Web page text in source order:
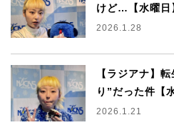
けど…【水曜日
2026.1.28
【ラジアナ】
り”だった件【
2026.1.21